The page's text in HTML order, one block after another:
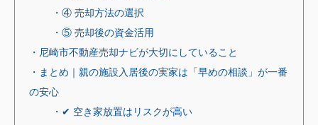
・④ 売却方法の選択
・⑤ 売却後の資金活用
・尼崎市不動産売却ナビが大切にしていること
・まとめ｜親の施設入居後の実家は「早めの相談」が一番
の安心
・✔ 空き家放置はリスクが高い